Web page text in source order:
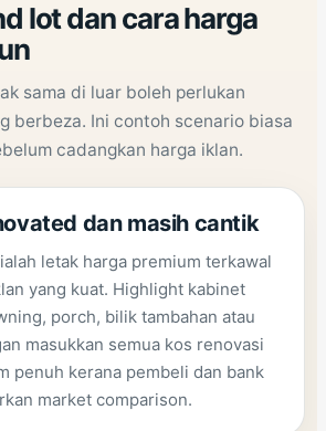
lot dan cara harga
sama di luar boleh perlukan
berbeza. Ini contoh scenario biasa
cadangkan harga iklan.
dan masih cantik
letak harga premium terkawal
yang kuat. Highlight kabinet
porch, bilik tambahan atau
masukkan semua kos renovasi
penuh kerana pembeli dan bank
market comparison.